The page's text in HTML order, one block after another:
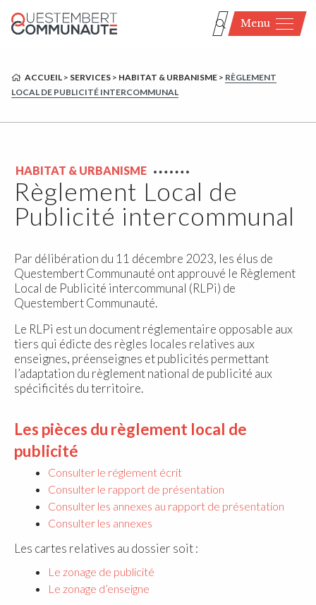
Menu
ACCUEIL > SERVICES > HABITAT & URBANISME > RÈGLEMENT
LOCAL DE PUBLICITÉ INTERCOMMUNAL
HABITAT & URBANISME
Règlement Local de
Publicité intercommunal
Par délibération du 11 décembre 2023, les élus de
Questembert Communauté ont approuvé le Règlement
Local de Publicité intercommunal (RLPi) de
Questembert Communauté.
Le RLPi est un document réglementaire opposable aux
tiers qui édicte des règles locales relatives aux
enseignes, préenseignes et publicités permettant
l’adaptation du règlement national de publicité aux
spécificités du territoire.
Les pièces du règlement local de
publicité
Consulter le réglement écrit
Consulter le rapport de présentation
Consulter les annexes au rapport de présentation
Consulter les annexes
Les cartes relatives au dossier soit :
Le zonage de publicité
Le zonage d’enseigne